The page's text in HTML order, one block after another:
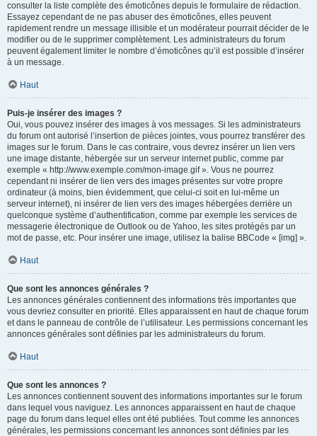
consulter la liste complète des émoticônes depuis le formulaire de rédaction.
Essayez cependant de ne pas abuser des émoticônes, elles peuvent
rapidement rendre un message illisible et un modérateur pourrait décider de le
modifier ou de le supprimer complètement. Les administrateurs du forum
peuvent également limiter le nombre d’émoticônes qu’il est possible d’insérer
à un message.
Haut
Puis-je insérer des images ?
Oui, vous pouvez insérer des images à vos messages. Si les administrateurs
du forum ont autorisé l’insertion de pièces jointes, vous pourrez transférer des
images sur le forum. Dans le cas contraire, vous devrez insérer un lien vers
une image distante, hébergée sur un serveur internet public, comme par
exemple « http://www.exemple.com/mon-image.gif ». Vous ne pourrez
cependant ni insérer de lien vers des images présentes sur votre propre
ordinateur (à moins, bien évidemment, que celui-ci soit en lui-même un
serveur internet), ni insérer de lien vers des images hébergées derrière un
quelconque système d’authentification, comme par exemple les services de
messagerie électronique de Outlook ou de Yahoo, les sites protégés par un
mot de passe, etc. Pour insérer une image, utilisez la balise BBCode « [img] ».
Haut
Que sont les annonces générales ?
Les annonces générales contiennent des informations très importantes que
vous devriez consulter en priorité. Elles apparaissent en haut de chaque forum
et dans le panneau de contrôle de l’utilisateur. Les permissions concernant les
annonces générales sont définies par les administrateurs du forum.
Haut
Que sont les annonces ?
Les annonces contiennent souvent des informations importantes sur le forum
dans lequel vous naviguez. Les annonces apparaissent en haut de chaque
page du forum dans lequel elles ont été publiées. Tout comme les annonces
générales, les permissions concernant les annonces sont définies par les